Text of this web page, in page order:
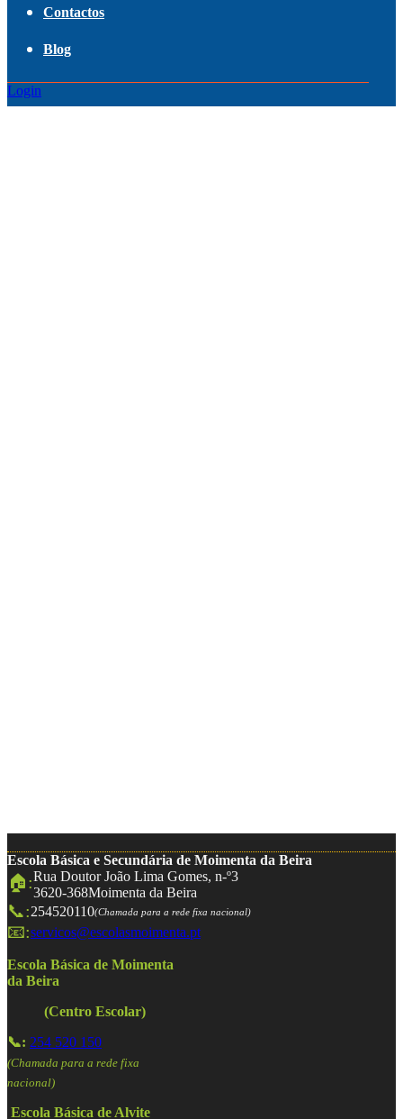
Contactos
Blog
Login
Escola Básica e Secundária de Moimenta da Beira
🏠:Rua Doutor João Lima Gomes, n-º3
3620-368Moimenta da Beira
📞:254520110(Chamada para a rede fixa nacional)
📧:servicos@escolasmoimenta.pt
Escola Básica de Moimenta
da Beira
(Centro Escolar)
📞: 254 520 150
(Chamada para a rede fixa
nacional)
Escola Básica de Alvite